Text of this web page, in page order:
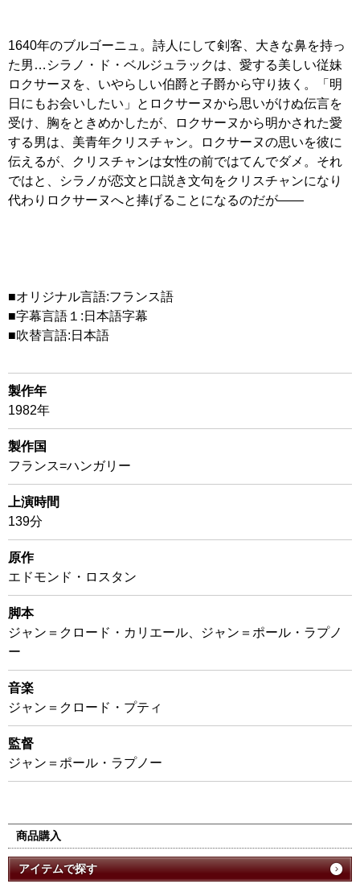
1640年のブルゴーニュ。詩人にして剣客、大きな鼻を持っ
た男…シラノ・ド・ベルジュラックは、愛する美しい従妹
ロクサーヌを、いやらしい伯爵と子爵から守り抜く。「明
日にもお会いしたい」とロクサーヌから思いがけぬ伝言を
受け、胸をときめかしたが、ロクサーヌから明かされた愛
する男は、美青年クリスチャン。ロクサーヌの思いを彼に
伝えるが、クリスチャンは女性の前ではてんでダメ。それ
ではと、シラノが恋文と口説き文句をクリスチャンになり
代わりロクサーヌへと捧げることになるのだが――
■オリジナル言語:フランス語
■字幕言語１:日本語字幕
■吹替言語:日本語
製作年
1982年
製作国
フランス=ハンガリー
上演時間
139分
原作
エドモンド・ロスタン
脚本
ジャン＝クロード・カリエール、ジャン＝ポール・ラプノ
ー
音楽
ジャン＝クロード・プティ
監督
ジャン＝ポール・ラプノー
商品購入
アイテムで探す